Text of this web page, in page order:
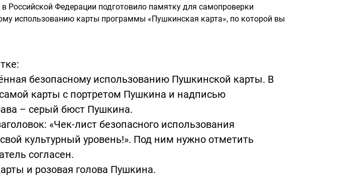
в Российской Федерации подготовило памятку для самопроверки
использованию карты программы «Пушкинская карта», по которой вы
безопасному использованию Пушкинской карты. В
карты с портретом Пушкина и надписью
– серый бюст Пушкина.
«Чек-лист безопасного использования
культурный уровень!». Под ним нужно отметить
согласен.
и розовая голова Пушкина.